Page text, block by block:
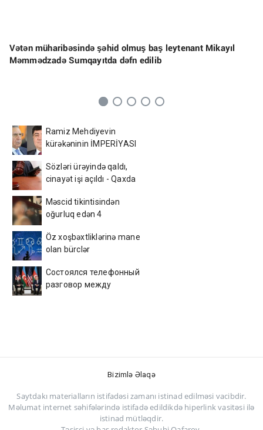
Vətən müharibəsində şəhid olmuş baş leytenant Mikayıl
Məmmədzadə Sumqayıtda dəfn edilib
Ramiz Mehdiyevin
kürəkəninin İMPERİYASI
mərkəzində yandırılan
arxivlər və... - ŞOK
Sözləri ürəyində qaldı,
cinayət işi açıldı - Qaxda
Məscid tikintisindən
oğurluq edən 4
Foto
Öz xoşbəxtliklərinə mane
olan bürclər
Состоялся телефонный
разговор между
Bizimlə Əlaqə
Saytdakı materialların istifadəsi zamanı istinad edilməsi vacibdir.
Məlumat internet səhifələrində istifadə edildikdə hiperlink vasitəsi ilə
istinad mütləqdir.